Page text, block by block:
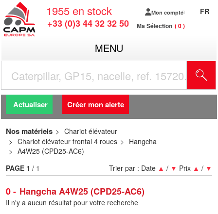
1955 en stock
+33 (0)3 44 32 32 50
Mon compte
Ma Sélection 0
FR
MENU
Actualiser Créer mon alerte
Nos matériels
Chariot élévateur
Chariot élévateur frontal 4 roues
Hangcha
A4W25 (CPD25-AC6)
0 Hangcha A4W25 (CPD25-AC6)
Trier par : Date ▲ / ▼ Prix ▲ / ▼
PAGE 1 / 1
Il n'y a aucun résultat pour votre recherche